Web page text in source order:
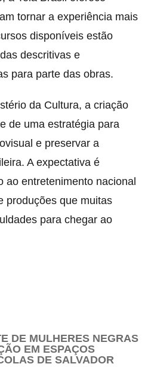
tornar a experiência mais
disponíveis estão
descritivas e
para parte das obras.
da Cultura, a criação
de uma estratégia para
e preservar a
A expectativa é
ao entretenimento nacional
produções que muitas
para chegar ao
DE MULHERES NEGRAS
EM ESPAÇOS
DE SALVADOR